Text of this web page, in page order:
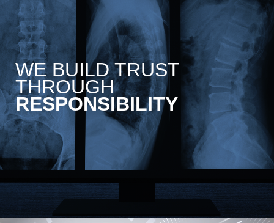
WE BUILD TRUST
THROUGH
RESPONSIBILITY